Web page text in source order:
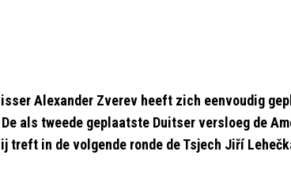
Alexander Zverev heeft zich eenvoudig
als tweede geplaatste Duitser versloeg de
treft in de volgende ronde de Tsjech Jiří